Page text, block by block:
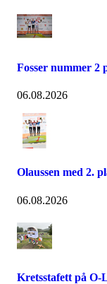
Fosser nummer 2
06.08.2026
Olaussen med 2.
06.08.2026
Kretsstafett på O-